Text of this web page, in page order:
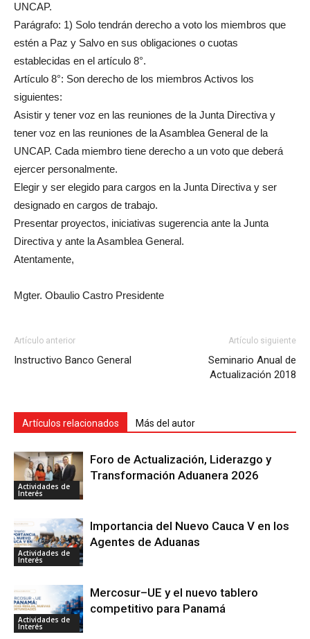
UNCAP.
Parágrafo: 1) Solo tendrán derecho a voto los miembros que
estén a Paz y Salvo en sus obligaciones o cuotas
establecidas en el artículo 8°.
Artículo 8°: Son derecho de los miembros Activos los
siguientes:
Asistir y tener voz en las reuniones de la Junta Directiva y
tener voz en las reuniones de la Asamblea General de la
UNCAP. Cada miembro tiene derecho a un voto que deberá
ejercer personalmente.
Elegir y ser elegido para cargos en la Junta Directiva y ser
designado en cargos de trabajo.
Presentar proyectos, iniciativas sugerencia ante la Junta
Directiva y ante la Asamblea General.
Atentamente,
Mgter. Obaulio Castro Presidente
Artículo anterior
Instructivo Banco General
Artículo siguiente
Seminario Anual de
Actualización 2018
Artículos relacionados Más del autor
Actividades de
Interés
Foro de Actualización, Liderazgo y
Transformación Aduanera 2026
Actividades de
Interés
Importancia del Nuevo Cauca V en los
Agentes de Aduanas
Actividades de
Interés
Mercosur–UE y el nuevo tablero
competitivo para Panamá